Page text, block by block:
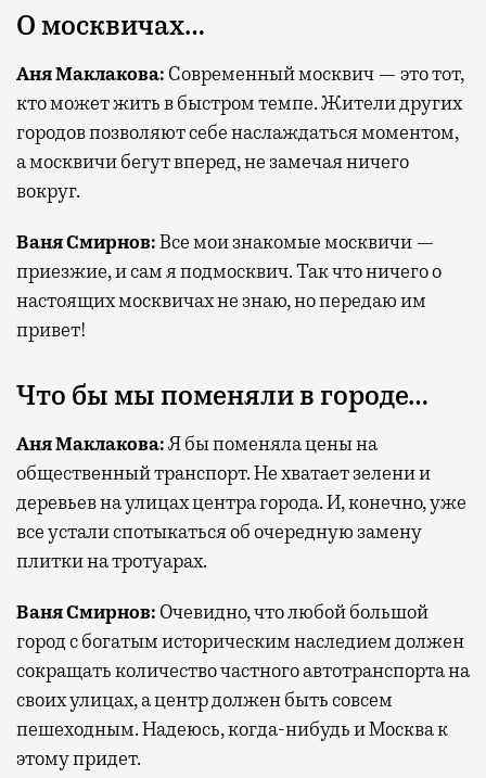
О москвичах…
Аня Маклакова: Современный москвич — это тот,
кто может жить в быстром темпе. Жители других
городов позволяют себе наслаждаться моментом,
а москвичи бегут вперед, не замечая ничего
вокруг.
Ваня Смирнов:Все мои знакомые москвичи —
приезжие, и сам я подмосквич. Так что ничего о
настоящих москвичах не знаю, но передаю им
привет!
Что бы мы поменяли в городе…
Аня Маклакова:Я бы поменяла цены на
общественный транспорт. Не хватает зелени и
деревьев на улицах центра города. И, конечно, уже
все устали спотыкаться об очередную замену
плитки на тротуарах.
Ваня Смирнов: Очевидно, что любой большой
город с богатым историческим наследием должен
сокращать количество частного автотранспорта на
своих улицах, а центр должен быть совсем
пешеходным. Надеюсь, когда-нибудь и Москва к
этому придет.